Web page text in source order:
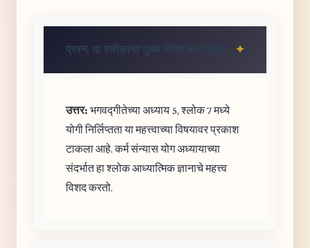
प्रश्न: या श्लोकाचा मुख्य संदेश काय आहे?
उत्तर: भगवद्गीतेच्या अध्याय 5, श्लोक 7 मध्ये
योगी निर्लिप्तता या महत्त्वाच्या विषयावर प्रकाश
टाकला आहे. कर्म संन्यास योग अध्यायाच्या
संदर्भात हा श्लोक आध्यात्मिक ज्ञानाचे महत्त्व
विशद करतो.